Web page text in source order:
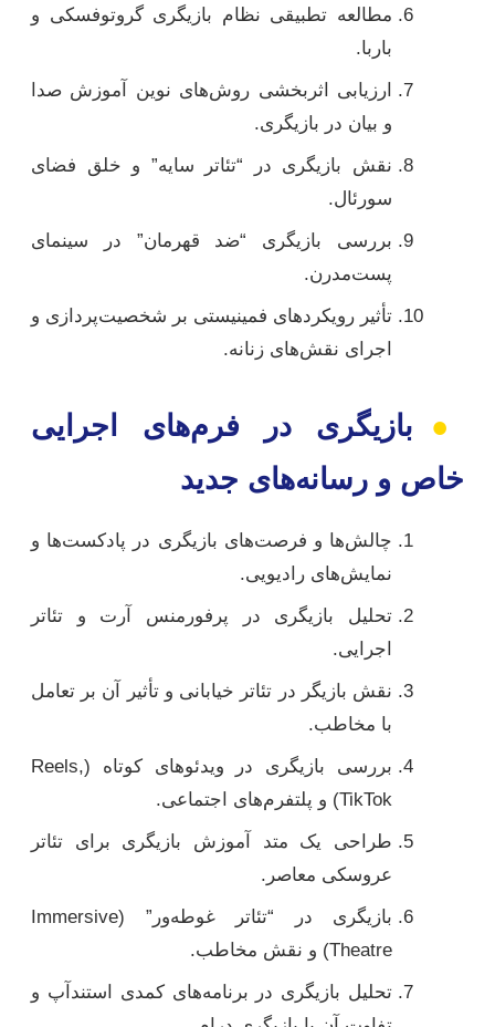
مطالعه تطبیقی نظام بازیگری گروتوفسکی و
باربا.
ارزیابی اثربخشی روش‌های نوین آموزش صدا
و بیان در بازیگری.
نقش بازیگری در “تئاتر سایه” و خلق فضای
سورئال.
بررسی بازیگری “ضد قهرمان” در سینمای
پست‌مدرن.
تأثیر رویکردهای فمینیستی بر شخصیت‌پردازی و
اجرای نقش‌های زنانه.
●
بازیگری در فرم‌های اجرایی
خاص و رسانه‌های جدید
چالش‌ها و فرصت‌های بازیگری در پادکست‌ها و
نمایش‌های رادیویی.
تحلیل بازیگری در پرفورمنس آرت و تئاتر
اجرایی.
نقش بازیگر در تئاتر خیابانی و تأثیر آن بر تعامل
با مخاطب.
بررسی بازیگری در ویدئوهای کوتاه (Reels,
TikTok) و پلتفرم‌های اجتماعی.
طراحی یک متد آموزش بازیگری برای تئاتر
عروسکی معاصر.
بازیگری در “تئاتر غوطه‌ور” (Immersive
Theatre) و نقش مخاطب.
تحلیل بازیگری در برنامه‌های کمدی استندآپ و